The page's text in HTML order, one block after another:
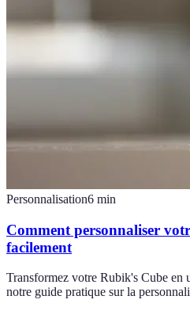
Personnalisation6 min
Comment personnaliser
facilement
Transformez votre Rubik's Cube en
notre guide pratique sur la